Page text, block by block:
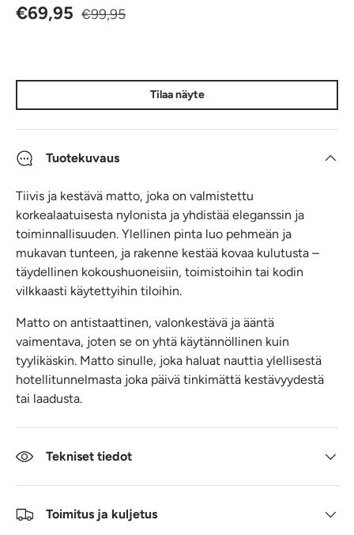
Alennushinta
€69,95 Normaalihinta
€99,95
Tilaa näyte
Tuotekuvaus
Tiivis ja kestävä matto, joka on valmistettu
korkealaatuisesta nylonista ja yhdistää eleganssin ja
toiminnallisuuden. Ylellinen pinta luo pehmeän ja
mukavan tunteen, ja rakenne kestää kovaa kulutusta –
täydellinen kokoushuoneisiin, toimistoihin tai kodin
vilkkaasti käytettyihin tiloihin.
Matto on antistaattinen, valonkestävä ja ääntä
vaimentava, joten se on yhtä käytännöllinen kuin
tyylikäskin. Matto sinulle, joka haluat nauttia ylellisestä
hotellitunnelmasta joka päivä tinkimättä kestävyydestä
tai laadusta.
Tekniset tiedot
Toimitus ja kuljetus